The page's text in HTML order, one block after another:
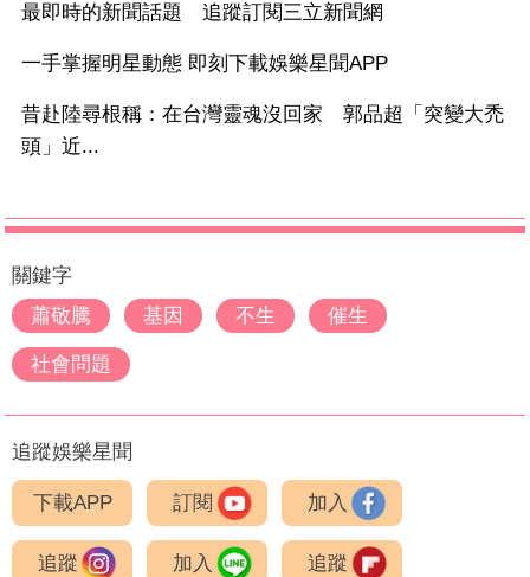
最即時的新聞話題 追蹤訂閱三立新聞網
一手掌握明星動態 即刻下載娛樂星聞APP
昔赴陸尋根稱：在台灣靈魂沒回家 郭品超「突變大禿
頭」近...
關鍵字
蕭敬騰
基因 不生 催生
社會問題
追蹤娛樂星聞
下載APP 訂閱 加入
追蹤 加入 追蹤